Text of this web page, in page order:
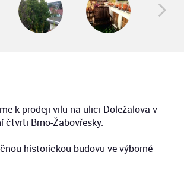
k prodeji vilu na ulici Doležalova v
čtvrti Brno-Žabovřesky.
historickou budovu ve výborné